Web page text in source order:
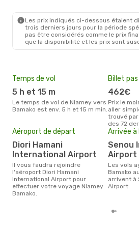
Les prix indiqués ci-dessous étaient
trois derniers jours pour la période
pas être considérés comme le prix
que la disponibilité et les prix sont
Temps de vol
5 h et 15 m
Le temps de vol de Niamey vers
Bamako est env. 5 h et 15 m min.
Billet
462€
Prix le moins cher pour un billet
aller
trouvé
des 72
Aéroport de départ
Diori Hamani
International Airport
Il vous faudra rejoindre
l'aéroport Diori Hamani
International Airport pour
effectuer votre voyage Niamey
Bamako.
Arrivée
Senou International
Airport
Les vols ayant pour destination
Bamako
arrivent à
Airport